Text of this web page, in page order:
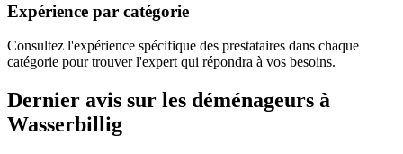
Expérience par catégorie
Consultez l'expérience spécifique des prestataires dans chaque
catégorie pour trouver l'expert qui répondra à vos besoins.
Dernier avis sur les déménageurs à
Wasserbillig